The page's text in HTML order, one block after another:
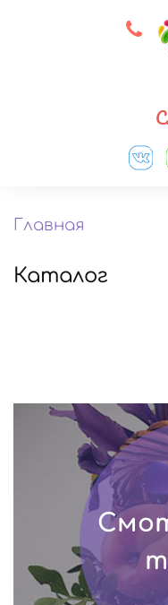
Главная
Каталог